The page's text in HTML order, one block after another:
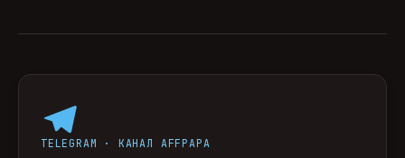
TELEGRAM · КАНАЛ AFFPAPA